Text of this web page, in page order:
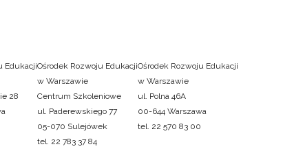
Edukacji
28
Ośrodek Rozwoju Edukacji
w Warszawie
Centrum Szkoleniowe
ul. Paderewskiego 77
05-070 Sulejówek
tel. 22 783 37 84
Ośrodek Rozwoju Edukacji
w Warszawie
ul. Polna 46A
00-644 Warszawa
tel. 22 570 83 00